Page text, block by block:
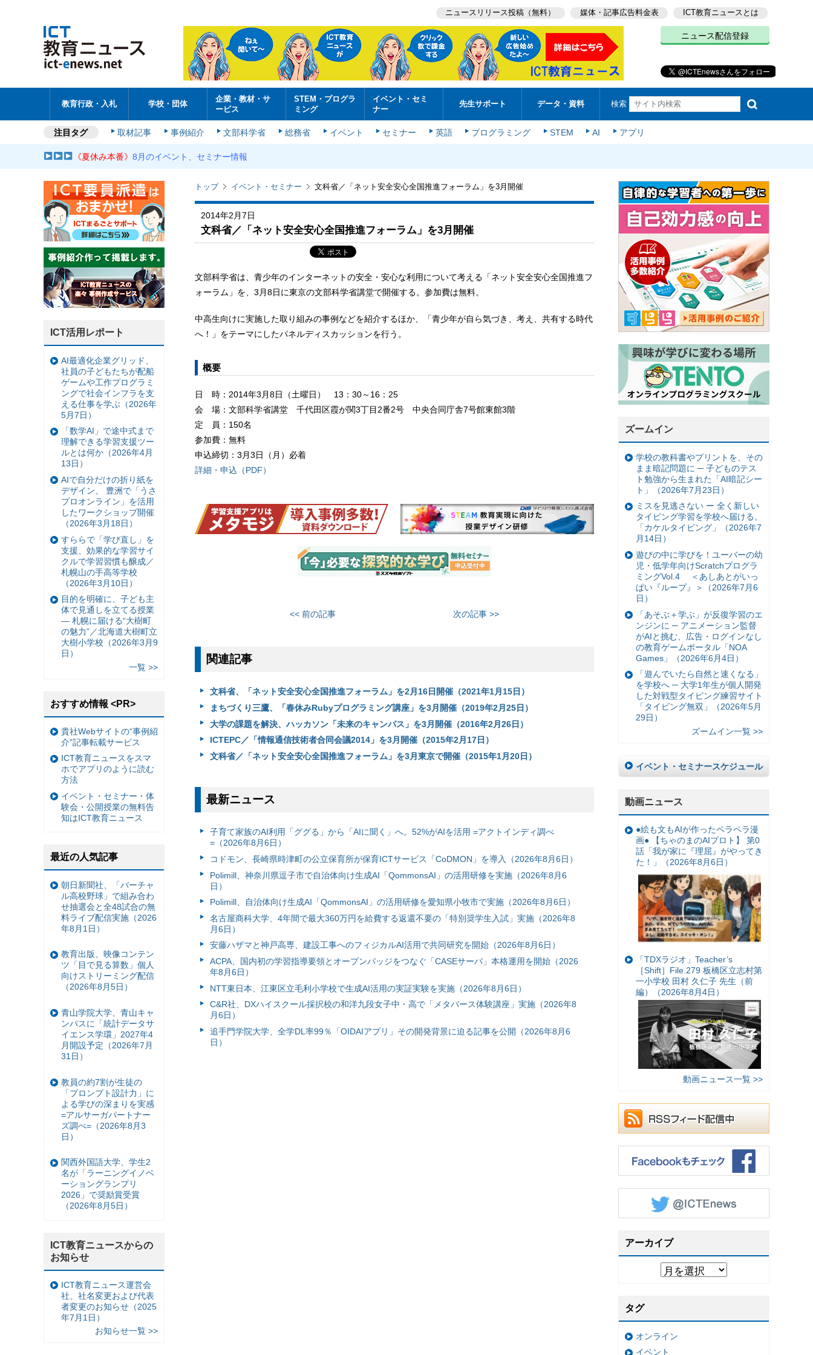
ニュースリリース投稿（無料） 媒体・記事広告料金表 ICT教育ニュースとは
ニュース配信登録
教育行政・入札 学校・団体
企業・教材・サ
ービス
STEM・プログラ
ミング
イベント・セミ
ナー
先生サポート データ・資料 検索
注目タグ 取材記事 事例紹介 文部科学省 総務省 イベント セミナー 英語 プログラミング STEM AI アプリ
《夏休み本番》8月のイベント、セミナー情報
トップ イベント・セミナー 文科省／「ネット安全安心全国推進フォーラム」を3月開催
2014年2月7日
文科省／「ネット安全安心全国推進フォーラム」を3月開催
文部科学省は、青少年のインターネットの安全・安心な利用について考える「ネット安全安心全国推進フ
ォーラム」を、3月8日に東京の文部科学省講堂で開催する。参加費は無料。
中高生向けに実施した取り組みの事例などを紹介するほか、「青少年が自ら気づき、考え、共有する時代
へ！」をテーマにしたパネルディスカッションを行う。
概要
日 時：2014年3月8日（土曜日） 13：30～16：25
会 場：文部科学省講堂 千代田区霞が関3丁目2番2号 中央合同庁舎7号館東館3階
定 員：150名
参加費：無料
申込締切：3月3日（月）必着
詳細・申込（PDF）
<< 前の記事 次の記事 >>
関連記事
文科省、「ネット安全安心全国推進フォーラム」を2月16日開催（2021年1月15日）
まちづくり三鷹、「春休みRubyプログラミング講座」を3月開催（2019年2月25日）
大学の課題を解決、ハッカソン「未来のキャンパス」を3月開催（2016年2月26日）
ICTEPC／「情報通信技術者合同会議2014」を3月開催（2015年2月17日）
文科省／「ネット安全安心全国推進フォーラム」を3月東京で開催（2015年1月20日）
最新ニュース
子育て家族のAI利用「ググる」から「AIに聞く」へ。52%がAIを活用 =アクトインディ調べ
=（2026年8月6日）
コドモン、長崎県時津町の公立保育所が保育ICTサービス「CoDMON」を導入（2026年8月6日）
Polimill、神奈川県逗子市で自治体向け生成AI「QommonsAI」の活用研修を実施（2026年8月6
日）
Polimill、自治体向け生成AI「QommonsAI」の活用研修を愛知県小牧市で実施（2026年8月6日）
名古屋商科大学、4年間で最大360万円を給費する返還不要の「特別奨学生入試」実施（2026年8
月6日）
安藤ハザマと神戸高専、建設工事へのフィジカルAI活用で共同研究を開始（2026年8月6日）
ACPA、国内初の学習指導要領とオープンバッジをつなぐ「CASEサーバ」本格運用を開始（2026
年8月6日）
NTT東日本、江東区立毛利小学校で生成AI活用の実証実験を実施（2026年8月6日）
C&R社、DXハイスクール採択校の和洋九段女子中・高で「メタバース体験講座」実施（2026年8
月6日）
追手門学院大学、全学DL率99％「OIDAIアプリ」その開発背景に迫る記事を公開（2026年8月6
日）
ズームイン
学校の教科書やプリントを、その
まま暗記問題に ─ 子どものテス
ト勉強から生まれた「AI暗記シー
ト」（2026年7月23日）
ミスを見逃さない ー 全く新しい
タイピング学習を学校へ届ける。
「カケルタイピング」（2026年7
月14日）
遊びの中に学びを！ユーバーの幼
児・低学年向けScratchプログラ
ミングVol.4 ＜あしあとがいっ
ぱい『ループ』＞（2026年7月6
日）
「あそぶ＋学ぶ」が反復学習のエ
ンジンに ─ アニメーション監督
がAIと挑む、広告・ログインなし
の教育ゲームポータル「NOA
Games」（2026年6月4日）
「遊んでいたら自然と速くなる」
を学校へ ─ 大学1年生が個人開発
した対戦型タイピング練習サイト
「タイピング無双」（2026年5月
29日）
ズームイン一覧 >>
イベント・セミナースケジュール
動画ニュース
●絵も文もAIが作ったペラペラ漫
画● 【ちゃのまのAIプロト】 第0
話「我が家に『理屈』がやってき
た！」（2026年8月6日）
「TDXラジオ」Teacher’s
［Shift］File.279 板橋区立志村第
一小学校 田村 久仁子 先生（前
編）（2026年8月4日）
動画ニュース一覧 >>
アーカイブ
タグ
オンライン
イベント
ICT活用レポート
AI最適化企業グリッド、
社員の子どもたちが配船
ゲームや工作プログラミ
ングで社会インフラを支
える仕事を学ぶ（2026年
5月7日）
「数学AI」で途中式まで
理解できる学習支援ツー
ルとは何か（2026年4月
13日）
AIで自分だけの折り紙を
デザイン、 豊洲で「うさ
プロオンライン」を活用
したワークショップ開催
（2026年3月18日）
すららで「学び直し」を
支援、効果的な学習サイ
クルで学習習慣も醸成／
札幌山の手高等学校
（2026年3月10日）
目的を明確に、子ども主
体で見通しを立てる授業
— 札幌に届ける“大樹町
の魅力”／北海道大樹町立
大樹小学校（2026年3月9
日）
一覧 >>
おすすめ情報 <PR>
貴社Webサイトの“事例紹
介”記事転載サービス
ICT教育ニュースをスマ
ホでアプリのように読む
方法
イベント・セミナー・体
験会・公開授業の無料告
知はICT教育ニュース
最近の人気記事
朝日新聞社、「バーチャ
ル高校野球」で組み合わ
せ抽選会と全48試合の無
料ライブ配信実施（2026
年8月1日）
教育出版、映像コンテン
ツ「目で見る算数」個人
向けストリーミング配信
（2026年8月5日）
青山学院大学、青山キャ
ンパスに「統計データサ
イエンス学環」2027年4
月開設予定（2026年7月
31日）
教員の約7割が生徒の
「プロンプト設計力」に
よる学びの深まりを実感
=アルサーガパートナー
ズ調べ=（2026年8月3
日）
関西外国語大学、学生2
名が「ラーニングイノベ
ーショングランプリ
2026」で奨励賞受賞
（2026年8月5日）
ICT教育ニュースからの
お知らせ
ICT教育ニュース運営会
社、社名変更および代表
者変更のお知らせ（2025
年7月1日）
お知らせ一覧 >>